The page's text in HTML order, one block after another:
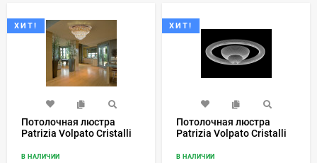
ХИТ!
Потолочная люстра
Patrizia Volpato Cristalli
В НАЛИЧИИ
ХИТ!
Потолочная люстра
Patrizia Volpato Cristalli
В НАЛИЧИИ